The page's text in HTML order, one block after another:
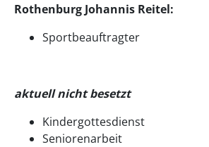
Rothenburg Johannis Reitel:
Sportbeauftragter
aktuell nicht besetzt
Kindergottesdienst
Seniorenarbeit